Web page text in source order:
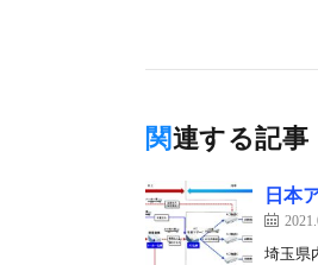
関連する記事
日本
埼玉県